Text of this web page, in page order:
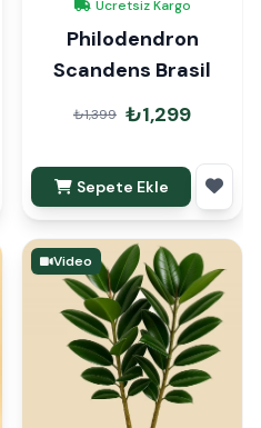
Ücretsiz Kargo
Philodendron
Scandens Brasil
₺1,399 ₺1,299
Sepete Ekle
Video